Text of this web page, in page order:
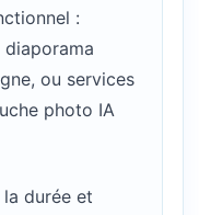
:
ou services
photo IA
durée et